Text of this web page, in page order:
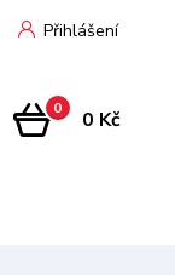
Přihlášení
0 0 Kč